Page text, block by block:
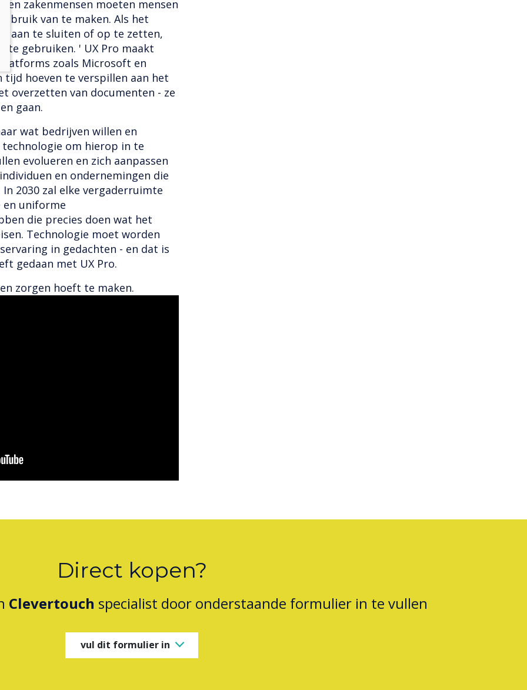
en zakenmensen moeten mensen
van te maken. Als het
aan te sluiten of op te zetten,
te gebruiken. ' UX Pro maakt
zoals Microsoft en
tijd hoeven te verspillen aan het
overzetten van documenten - ze
gaan.
wat bedrijven willen en
om hierop in te
evolueren en zich aanpassen
en ondernemingen die
2030 zal elke vergaderruimte
en uniforme
die precies doen wat het
Technologie moet worden
in gedachten - en dat is
gedaan met UX Pro.
zorgen hoeft te maken.
Direct kopen?
Clevertouch specialist door onderstaande formulier in te vullen
vul dit formulier in